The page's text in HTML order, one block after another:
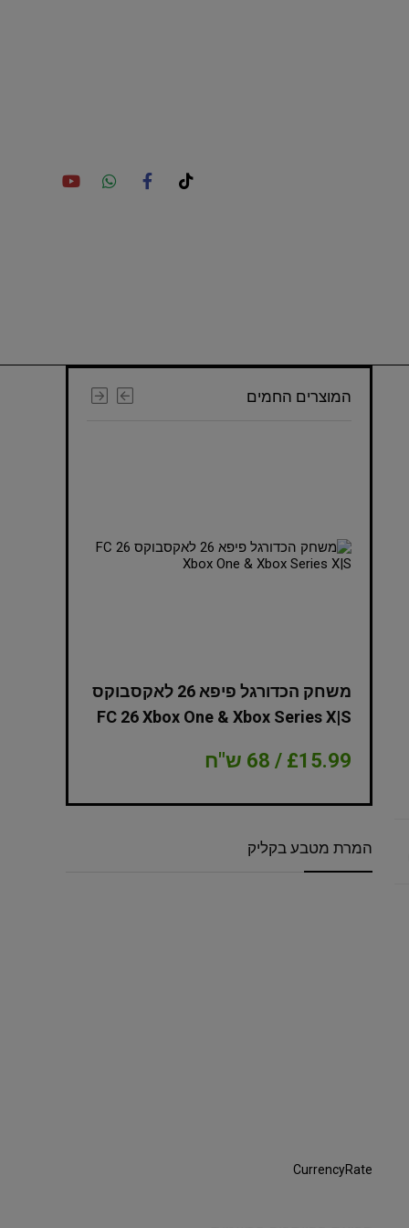
המוצרים החמים
משחק הכדורגל פיפא 26 לאקסבוקס
FC 26 Xbox One & Xbox Series X|S
£15.99 / 68 ש"ח
המרת מטבע בקליק
CurrencyRate